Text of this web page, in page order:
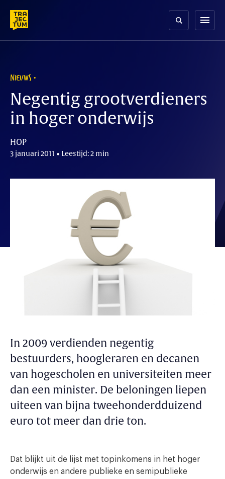
content
menu
NIEUWS
Negentig grootverdieners
in hoger onderwijs
HOP
3 januari 2011 • Leestijd: 2 min
In 2009 verdienden negentig
bestuurders, hoogleraren en decanen
van hogescholen en universiteiten meer
dan een minister. De beloningen liepen
uiteen van bijna tweehonderdduizend
euro tot meer dan drie ton.
Dat blijkt uit de lijst met topinkomens in het hoger
onderwijs en andere publieke en semipublieke